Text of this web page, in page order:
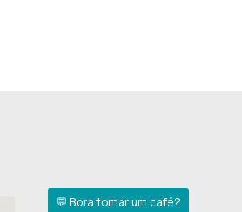
💬 Bora tomar um café?